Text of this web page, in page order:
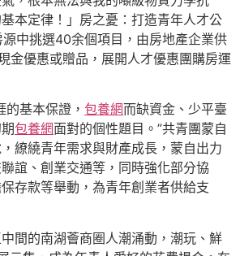
本定律！」房之憂：打造青年人才公
中挑選40余個項目，由房地產企業供
金優惠或贈品，展開人才優惠團購房運
的基本保證， 包養網而缺資金、少平臺
包養網面對的個性題目。”共青團蒙自
繚繞青年需求與財產成長，蒙自出力
誼、創業交通等，同時強化部分協
存款等舉動，為青年創業者供給支
間的南湖薈商圈人潮涌動，潮玩、鮮